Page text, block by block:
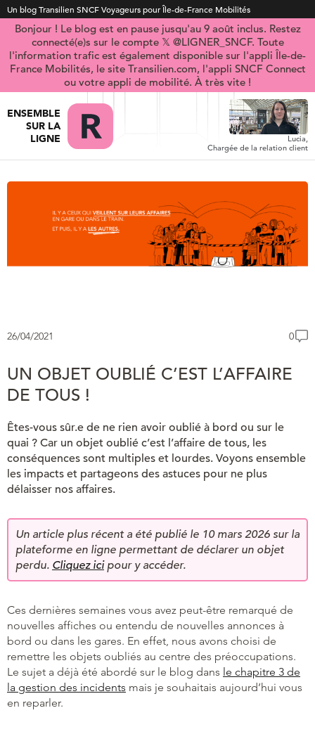
Un blog Transilien SNCF Voyageurs pour Île-de-France Mobilités
Bonjour ! Le blog est en pause jusqu'au 9 août inclus. Restez
connecté(e)s sur le compte 𝕏 @LIGNER_SNCF. Toute
l'information trafic est également disponible sur l'appli Île-de-
France Mobilités, le site Transilien.com, l'appli SNCF Connect
ou votre appli de mobilité. À très vite !
ENSEMBLE
SUR LA
LIGNE
Lucia,
Chargée de la relation client
26/04/2021 0
UN OBJET OUBLIÉ C’EST L’AFFAIRE
DE TOUS !
Êtes-vous sûr.e de ne rien avoir oublié à bord ou sur le
quai ? Car un objet oublié c’est l’affaire de tous, les
conséquences sont multiples et lourdes. Voyons ensemble
les impacts et partageons des astuces pour ne plus
délaisser nos affaires.
Un article plus récent a été publié le 10 mars 2026 sur la
plateforme en ligne permettant de déclarer un objet
perdu. Cliquez icipour y accéder.
Ces dernières semaines vous avez peut-être remarqué de
nouvelles affiches ou entendu de nouvelles annonces à
bord ou dans les gares. En effet, nous avons choisi de
remettre les objets oubliés au centre des préoccupations.
Le sujet a déjà été abordé sur le blog dans le chapitre 3 de
la gestion des incidents mais je souhaitais aujourd’hui vous
en reparler.